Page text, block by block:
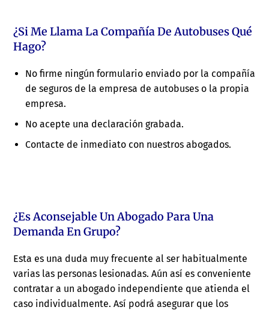
¿Si Me Llama La Compañía De Autobuses Qué
Hago?
No firme ningún formulario enviado por la compañía
de seguros de la empresa de autobuses o la propia
empresa.
No acepte una declaración grabada.
Contacte de inmediato con nuestros abogados.
¿Es Aconsejable Un Abogado Para Una
Demanda En Grupo?
Esta es una duda muy frecuente al ser habitualmente
varias las personas lesionadas. Aún así es conveniente
contratar a un abogado independiente que atienda el
caso individualmente. Así podrá asegurar que los